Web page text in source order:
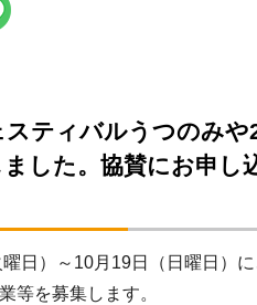
スティバルうつのみ
ました。協賛にお申
日）～10月19日（日曜日）
等を募集します。